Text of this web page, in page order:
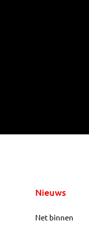
Nieuws
Net binnen